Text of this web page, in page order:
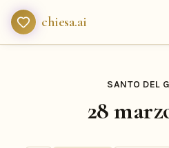
chiesa.ai
SANTO DEL
28